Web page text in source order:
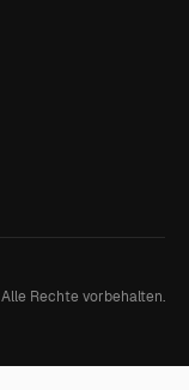
Alle Rechte vorbehalten.